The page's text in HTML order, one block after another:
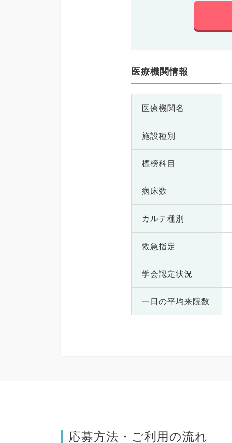
医療機関情報
医療機関名
施設種別
標榜科目
病床数
カルテ種別
救急指定
学会認定状況
一日の平均来院数
応募方法・ご利用の流れ